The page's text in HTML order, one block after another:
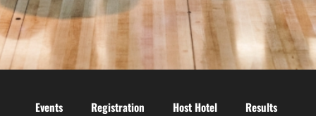
Events Registration Host Hotel Results